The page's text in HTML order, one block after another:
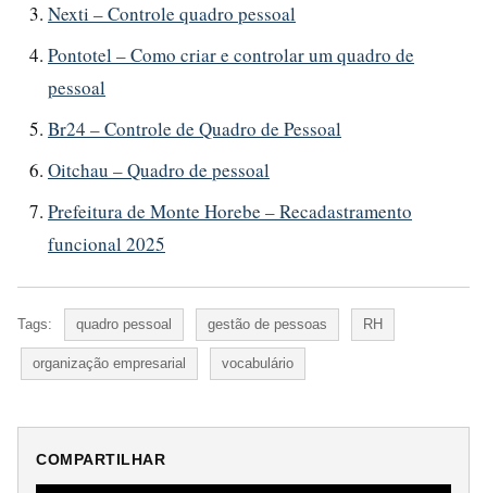
Nexti – Controle quadro pessoal
Pontotel – Como criar e controlar um quadro de
pessoal
Br24 – Controle de Quadro de Pessoal
Oitchau – Quadro de pessoal
Prefeitura de Monte Horebe – Recadastramento
funcional 2025
Tags: quadro pessoal gestão de pessoas RH
organização empresarial vocabulário
COMPARTILHAR